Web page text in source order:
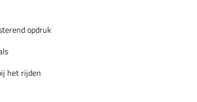
opdruk
het rijden